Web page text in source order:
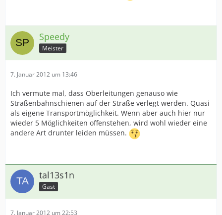
Speedy
Meister
7. Januar 2012 um 13:46
Ich vermute mal, dass Oberleitungen genauso wie
Straßenbahnschienen auf der Straße verlegt werden. Quasi
als eigene Transportmöglichkeit. Wenn aber auch hier nur
wieder 5 Möglichkeiten offenstehen, wird wohl wieder eine
andere Art drunter leiden müssen.
tal13s1n
Gast
7. Januar 2012 um 22:53